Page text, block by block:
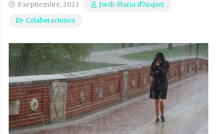
8 septiembre, 2023
Jordi-Maria d’Arquer
Colaboraciones